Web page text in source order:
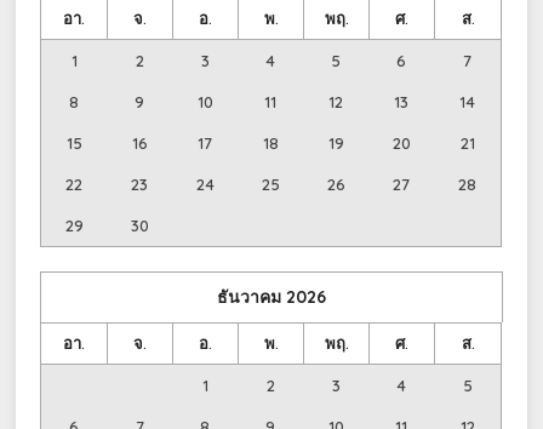
อา. จ. อ. พ. พฤ. ศ. ส.
1 2 3 4 5 6 7
8 9 10 11 12 13 14
15 16 17 18 19 20 21
22 23 24 25 26 27 28
29 30
ธันวาคม 2026
อา. จ. อ. พ. พฤ. ศ. ส.
1 2 3 4 5